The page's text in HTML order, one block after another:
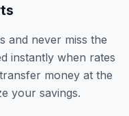
and never miss the
instantly when rates
money at the
your savings.